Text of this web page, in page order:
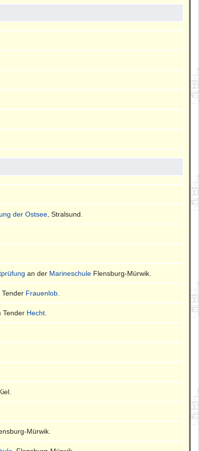
der Ostsee , Stralsund.
an der Marineschule Flensburg-Mürwik.
Frauenlob
Tender Hecht
Mürwik.